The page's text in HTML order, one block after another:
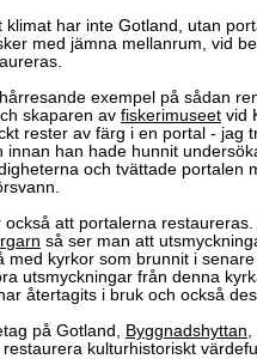
klimat har inte Gotland, utan
med jämna mellanrum, vid
exempel på sådan
skaparen av fiskerimuseet vid
rester av färg i en portal - jag
innan han hade hunnit
och tvättade portalen
också att portalerna
så ser man att
med kyrkor som brunnit i
utsmyckningar från denna
återtagits i bruk och också
på Gotland, Byggnadshyttan,
kulturhistoriskt